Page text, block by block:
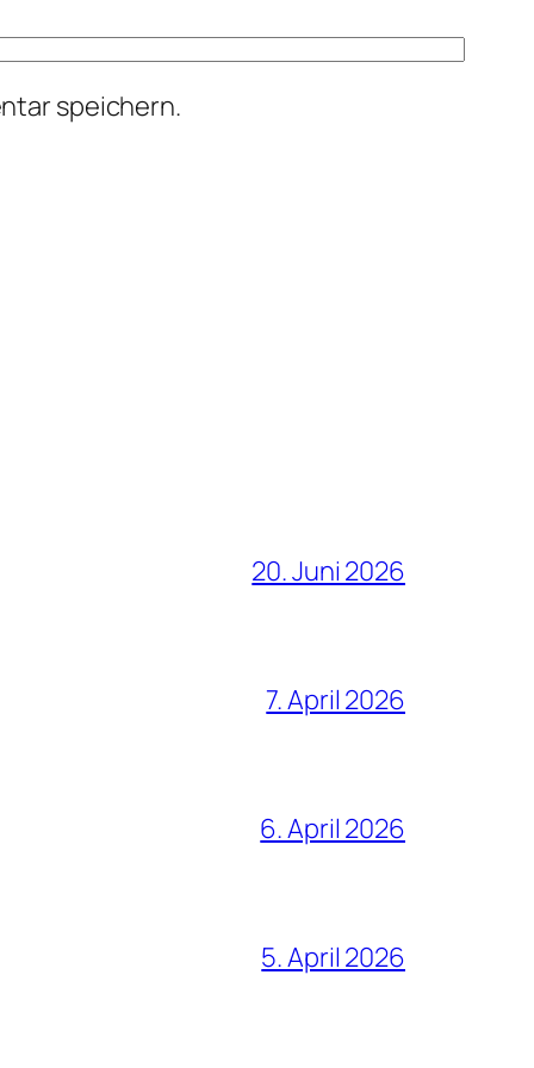
speichern.
20. Juni 2026
7. April 2026
6. April 2026
5. April 2026